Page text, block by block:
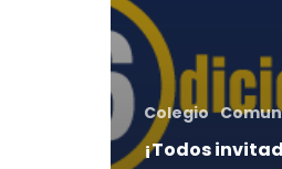
Colegio
¡Todos